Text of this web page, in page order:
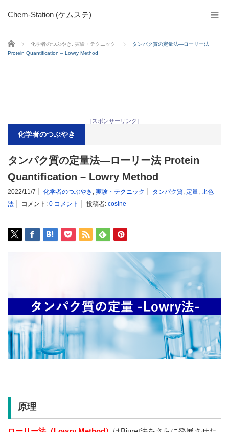
Chem-Station (ケムステ)
ホーム 化学者のつぶやき 実験・テクニック
タンパク質の定量法―ローリー法
Protein Quantification – Lowry Method
[スポンサーリンク]
化学者のつぶやき
タンパク質の定量法―ローリー法 Protein
Quantification – Lowry Method
2022/11/7 化学者のつぶやき , 実験・テクニック タンパク質, 定量, 比色
法
コメント: 0 コメント 投稿者: cosine
原理